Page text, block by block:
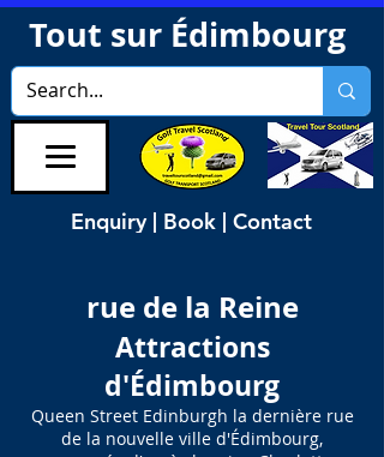
Tout sur Édimbourg
Enquiry | Book | Contact
rue de la Reine
Attractions
d'Édimbourg
Queen Street Edinburgh la dernière rue
de la nouvelle ville d'Édimbourg,